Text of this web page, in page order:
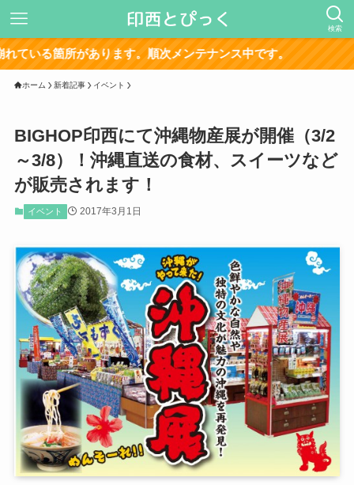
検索
あります。順次メンテナンス中です。
ホーム 新着記事 イベント
BIGHOP印西にて沖縄物産展が開催（3/2
～3/8）！沖縄直送の食材、スイーツなど
が販売されます！
イベント 2017年3月1日